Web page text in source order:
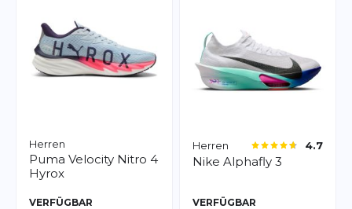
Herren
Puma Velocity Nitro 4
Hyrox
VERFÜGBAR
Herren 4.7
Nike Alphafly 3
VERFÜGBAR